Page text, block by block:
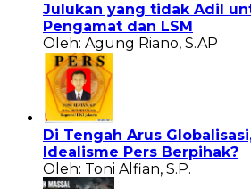
Julukan yang tidak Adil
Pengamat dan LSM
Oleh: Agung Riano, S.AP
Di Tengah Arus
Idealisme Pers Berpihak?
Oleh: Toni Alfian, S.P.